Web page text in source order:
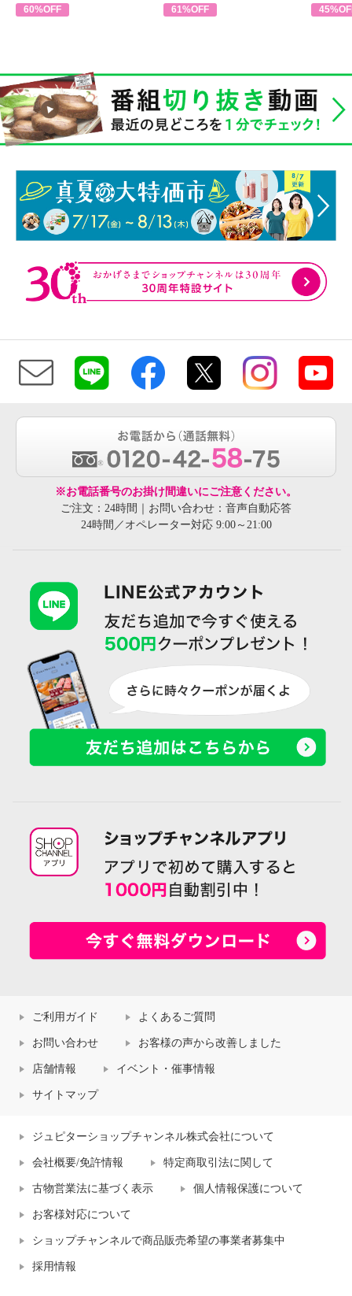
60%OFF 61%OFF
※お電話番号のお掛け間違いにご注意ください。
ご注文：24時間｜お問い合わせ：音声自動応答
24時間／オペレーター対応 9:00～21:00
ご利用ガイド よくあるご質問
お問い合わせ お客様の声から改善しました
店舗情報 イベント・催事情報
サイトマップ
ジュピターショップチャンネル株式会社について
会社概要/免許情報 特定商取引法に関して
古物営業法に基づく表示 個人情報保護について
お客様対応について
ショップチャンネルで商品販売希望の事業者募集中
採用情報